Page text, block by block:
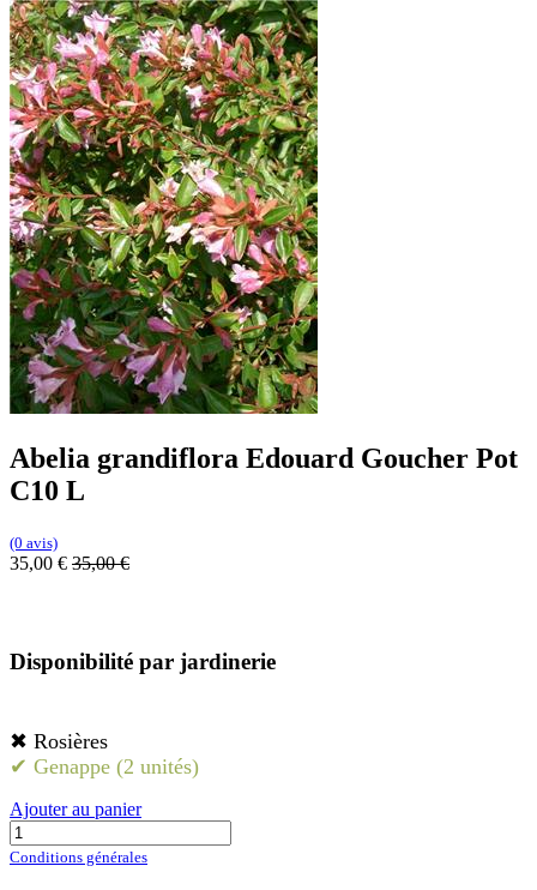
Abelia grandiflora Edouard Goucher Pot
C10 L
(0 avis)
35,00 € 35,00€
Disponibilité par jardinerie
✖ Rosières
✔ Genappe (2 unités)
Ajouter au panier
Conditions générales